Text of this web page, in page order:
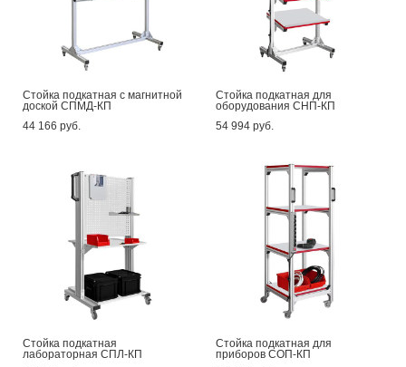
Стойка подкатная с магнитной
доской СПМД-КП
44 166 pуб.
Стойка подкатная для
оборудования СНП-КП
54 994 pуб.
Стойка подкатная
лабораторная СПЛ-КП
Стойка подкатная для
приборов СОП-КП